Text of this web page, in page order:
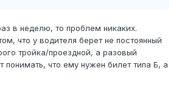
в неделю, то проблем никаких.
что у водителя берет не постоянный
тройка/проездной, а разовый
что ему нужен билет типа Б, а